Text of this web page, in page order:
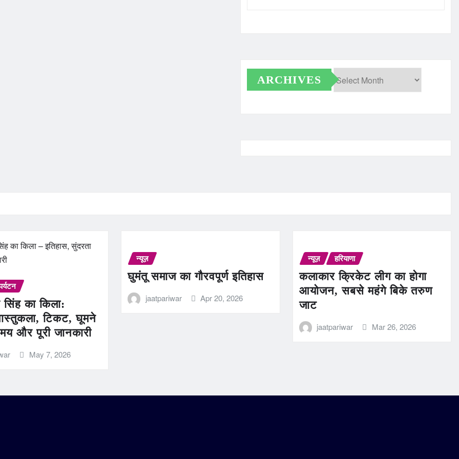
ARCHIVES
सिंह का किला:
टिकट, घूमने
और पूरी जानकारी
May 7, 2026
न्यूज़
घुमंतू समाज का गौरवपूर्ण इतिहास
jaatpariwar Apr 20, 2026
न्यूज़ हरियाणा
कलाकार क्रिकेट लीग का होगा
आयोजन, सबसे महंगे बिके तरुण
जाट
jaatpariwar Mar 26, 2026